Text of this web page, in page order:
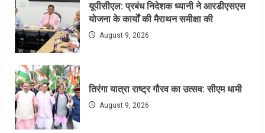
यूपीसीएल: प्रबंध निदेशक ध्यानी ने आरडीएसएस
योजना के कार्यों की मैराथन समीक्षा की
August 9, 2026
तिरंगा यात्रा राष्ट्र गौरव का उत्सव: सीएम धामी
August 9, 2026